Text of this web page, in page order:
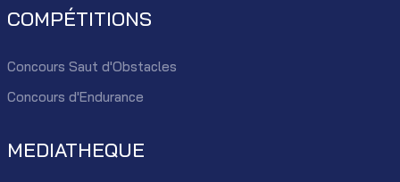
COMPÉTITIONS
Concours Saut d'Obstacles
Concours d'Endurance
MEDIATHEQUE